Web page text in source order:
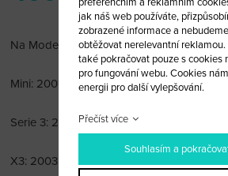
Na Modely:
Mini: 2001-2006
Serie 3: 2002-2006
X3: 2003
jak náš web používáte,
zobrazené informace a
obtěžovat nerelevantní
také pokračovat pouze s cookies
pro fungování webu. Cookies
energii pro další vylepšování.
Přečíst více
Souhlasím a